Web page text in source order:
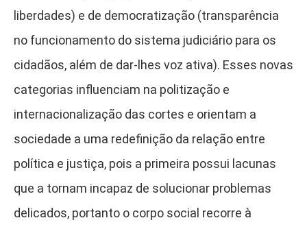
liberdades) e de democratização (transparência
no funcionamento do sistema judiciário para os
cidadãos, além de dar-lhes voz ativa). Esses novas
categorias influenciam na politização e
internacionalização das cortes e orientam a
sociedade a uma redefinição da relação entre
política e justiça, pois a primeira possui lacunas
que a tornam incapaz de solucionar problemas
delicados, portanto o corpo social recorre à